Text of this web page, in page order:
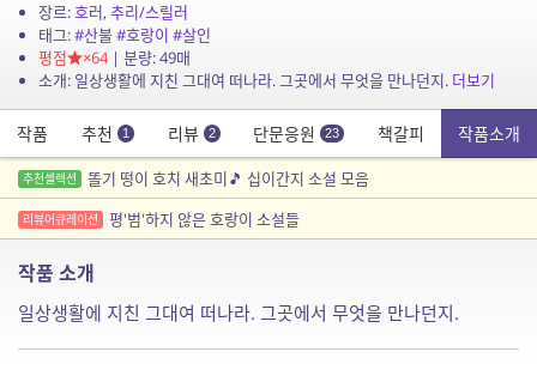
장르:호러,추리/스릴러
태그:#산불#호랑이 #살인
평점
×64| 분량: 49매
소개: 일상생활에 지친 그대여 떠나라. 그곳에서 무엇을 만나던지. 더보기
작품 추천 1 리뷰 2 단문응원 23 책갈피 작품소개
추천셀렉션 똘기 떵이 호치 새초미🎵 십이간지 소설 모음
리뷰어큐레이션 평'범'하지 않은 호랑이 소설들
작품 소개
일상생활에 지친 그대여 떠나라. 그곳에서 무엇을 만나던지.